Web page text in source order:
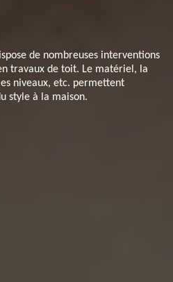
de nombreuses interventions
travaux de toit. Le matériel, la
niveaux, etc. permettent
style à la maison.